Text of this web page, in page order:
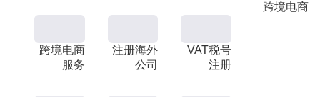
跨境电商
跨境电商
服务
注册海外
公司
VAT税号
注册